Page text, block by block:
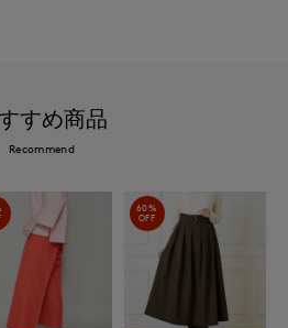
すめ商品
Recommend
60%
OFF